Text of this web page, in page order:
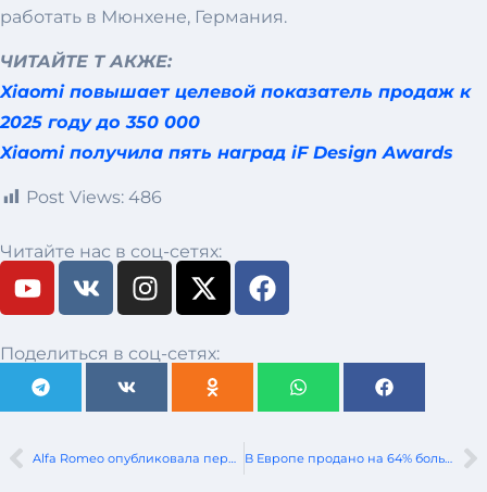
работать в Мюнхене, Германия.
ЧИТАЙТЕ Т АКЖЕ:
Xiaomi повышает целевой показатель продаж к
2025 году до 350 000
Xiaomi получила пять наград iF Design Awards
Post Views: 486
Читайте нас в соц-сетях:
Поделиться в соц-сетях:
В Европе продано на 64% больше китайских автомобилей, но меньше электромобилей